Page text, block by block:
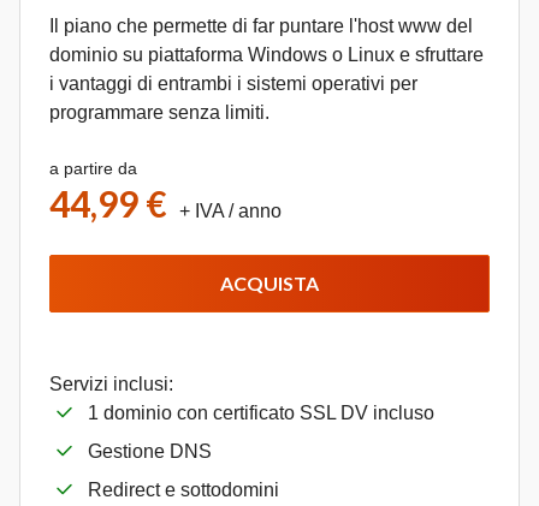
Il piano che permette di far puntare l'host www del
dominio su piattaforma Windows o Linux e sfruttare
i vantaggi di entrambi i sistemi operativi per
programmare senza limiti.
a partire da
44,99 € + IVA / anno
ACQUISTA
Servizi inclusi:
1 dominio con certificato SSL DV incluso
Gestione DNS
Redirect e sottodomini